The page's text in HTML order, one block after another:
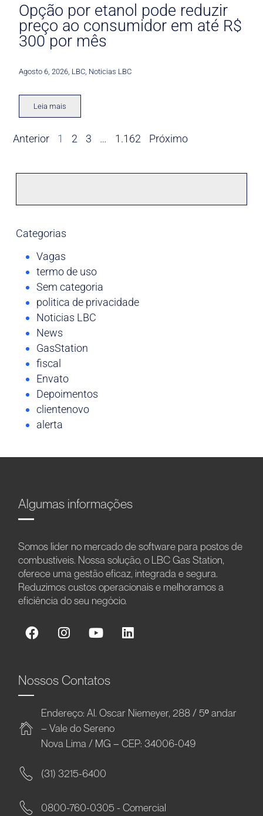
Opção por etanol pode reduzir
preço ao consumidor em até R$
300 por mês
Agosto 6, 2026 LBC Noticias LBC
Leia mais
Anterior 1 2 3 … 1.162 Próximo
Categorias
Vagas
termo de uso
Sem categoria
politica de privacidade
Noticias LBC
News
GasStation
fiscal
Envato
Depoimentos
clientenovo
alerta
Algumas informações
Somos líder no mercado de software para postos de
combustíveis. Nossa solução, o LBC Gas Station,
oferece uma gestão eficaz, integrada e segura.
Reduzimos custos operacionais e melhoramos a
eficiência do seu negócio.
Nossos Contatos
Endereço: Al. Oscar Niemeyer, 288 / 5º andar
– Vale do Sereno
Nova Lima / MG – CEP: 34006-049
(31) 3215-6400
0800-760-0305 - Comercial